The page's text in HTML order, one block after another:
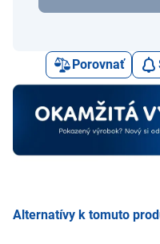
Porovnať
Alternatívy k tomuto